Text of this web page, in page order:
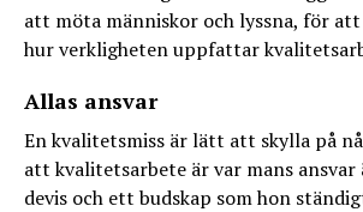
att möta människor och lyssna, för
hur verkligheten uppfattar
Allas ansvar
En kvalitetsmiss är lätt att skylla på
att kvalitetsarbete är var mans ansvar
devis och ett budskap som hon